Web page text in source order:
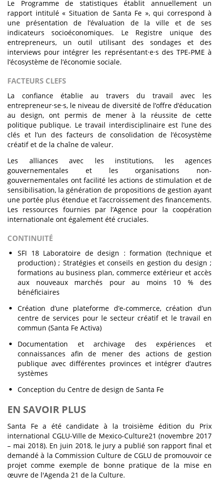
Le Programme de statistiques établit annuellement un
rapport intitulé « Situation de Santa Fe », qui correspond à
une présentation de l’évaluation de la ville et de ses
indicateurs socioéconomiques. Le Registre unique des
entrepreneurs, un outil utilisant des sondages et des
interviews pour intégrer les représentant·e·s des TPE-PME à
l’écosystème de l’économie sociale.
FACTEURS CLEFS
La confiance établie au travers du travail avec les
entrepreneur·se·s, le niveau de diversité de l’offre d’éducation
au design, ont permis de mener à la réussite de cette
politique publique. Le travail interdisciplinaire est l’une des
clés et l’un des facteurs de consolidation de l’écosystème
créatif et de la chaîne de valeur.
Les alliances avec les institutions, les agences
gouvernementales et les organisations non-
gouvernementales ont facilité les actions de stimulation et de
sensibilisation, la génération de propositions de gestion ayant
une portée plus étendue et l’accroissement des financements.
Les ressources fournies par l’Agence pour la coopération
internationale ont également été cruciales.
CONTINUITÉ
SFI 18 Laboratoire de design : formation (technique et
production) ; Stratégies et conseils en gestion du design ;
formations au business plan, commerce extérieur et accès
aux nouveaux marchés pour au moins 10 % des
bénéficiaires
Création d’une plateforme d’e-commerce, création d’un
centre de services pour le secteur créatif et le travail en
commun (Santa Fe Activa)
Documentation et archivage des expériences et
connaissances afin de mener des actions de gestion
publique avec différentes provinces et intégrer d’autres
systèmes
Conception du Centre de design de Santa Fe
EN SAVOIR PLUS
Santa Fe a été candidate à la troisième édition du Prix
international CGLU-Ville de Mexico-Culture21 (novembre 2017
– mai 2018). En juin 2018, le jury a publié son rapport final et
demandé à la Commission Culture de CGLU de promouvoir ce
projet comme exemple de bonne pratique de la mise en
œuvre de l'Agenda 21 de la Culture.